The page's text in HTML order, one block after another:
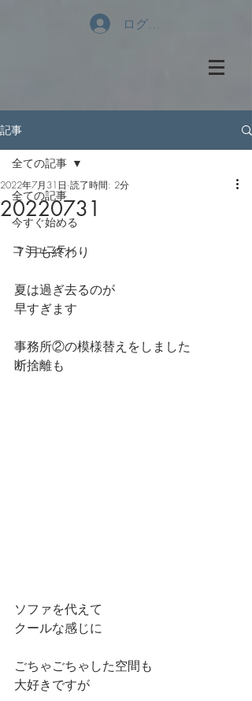
ログイン
記事
全ての記事
今すぐ始める
コミュニティ
全ての記事
20220731
2022年7月31日 読了時間: 2分
７月も終わり
夏は過ぎ去るのが
早すぎます
事務所②の模様替えをしました
断捨離も
ソファを代えて
クールな感じに
ごちゃごちゃした空間も
大好きですが